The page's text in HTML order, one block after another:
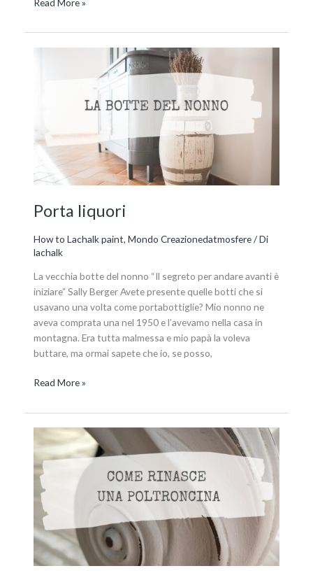
Porta liquori
How to Lachalk paint,Mondo Creazionedatmosfere/ Di
lachalk
La vecchia botte del nonno “Il segreto per andare avanti è
iniziare” Sally Berger Avete presente quelle botti che si
usavano una volta come portabottiglie? Mio nonno ne
aveva comprata una nel 1950 e l’avevamo nella casa in
montagna. Era tutta malmessa e mio papà la voleva
buttare, ma ormai sapete che io, se posso,
Read More »
vecchia
poltroncina